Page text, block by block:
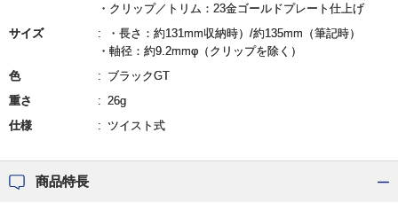
・クリップ／トリム：23金ゴールドプレート仕上げ
サイズ
・長さ：約131mm収納時）/約135mm（筆記時）
・軸径：約9.2mmφ（クリップを除く）
色
ブラックGT
重さ
26g
仕様
ツイスト式
商品特長